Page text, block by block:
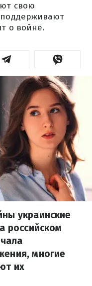
свою
о войне.
украинские
российском
многие
их